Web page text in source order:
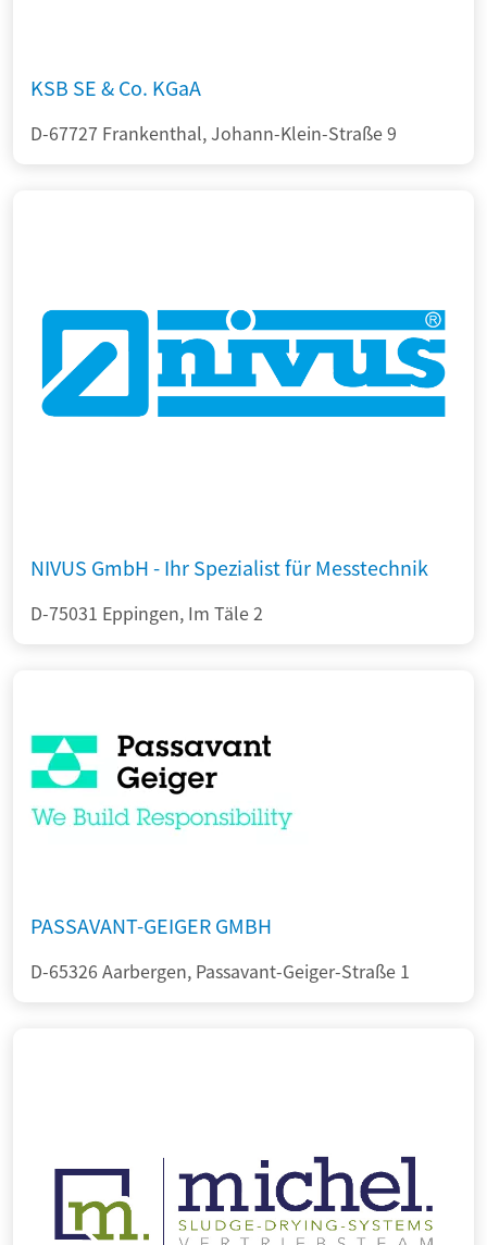
KSB SE & Co. KGaA
D-67727 Frankenthal, Johann-Klein-Straße 9
NIVUS GmbH - Ihr Spezialist für Messtechnik
D-75031 Eppingen, Im Täle 2
PASSAVANT-GEIGER GMBH
D-65326 Aarbergen, Passavant-Geiger-Straße 1